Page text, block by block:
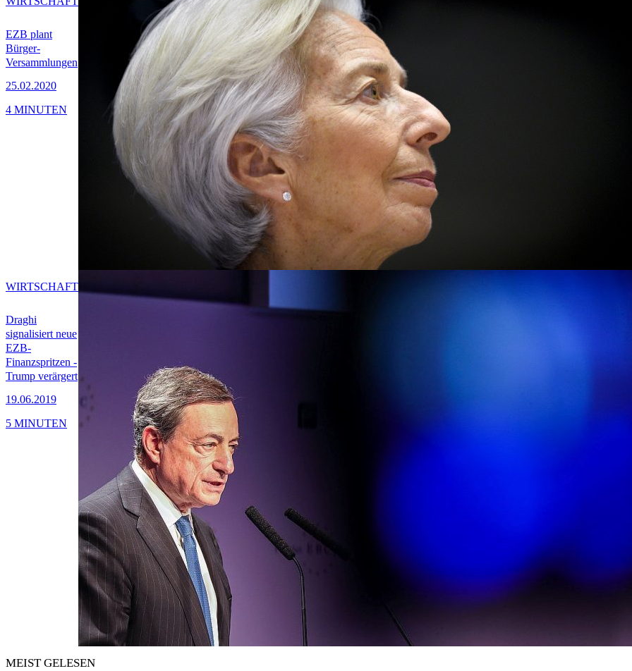
EZB plant
Bürger-
Versammlungen
25.02.2020
4 MINUTEN
Draghi
signalisiert neue
EZB-
Finanzspritzen -
Trump verärgert
19.06.2019
WIRTSCHAFT
5 MINUTEN
MEIST GELESEN